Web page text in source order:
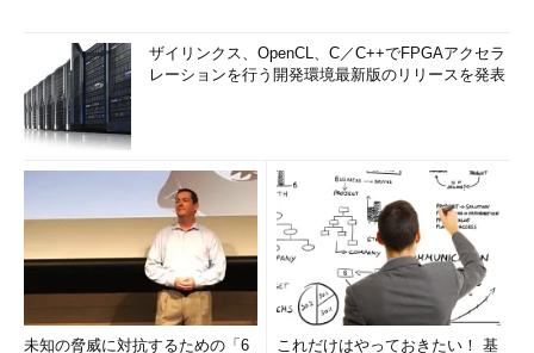
ザイリンクス、OpenCL、C／C++でFPGAアクセラ
レーションを行う開発環境最新版のリリースを発表
未知の脅威に対抗するための「6 これだけはやっておきたい！ 基